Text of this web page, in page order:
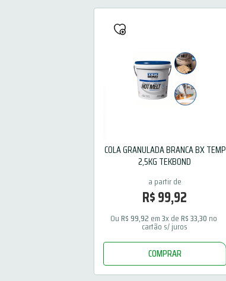
COLA GRANULADA BRANCA BX TEMP
2,5KG TEKBOND
R$99,92
Ou R$99,92 em 3x de R$33,30 no
cartão s/ juros
COMPRAR